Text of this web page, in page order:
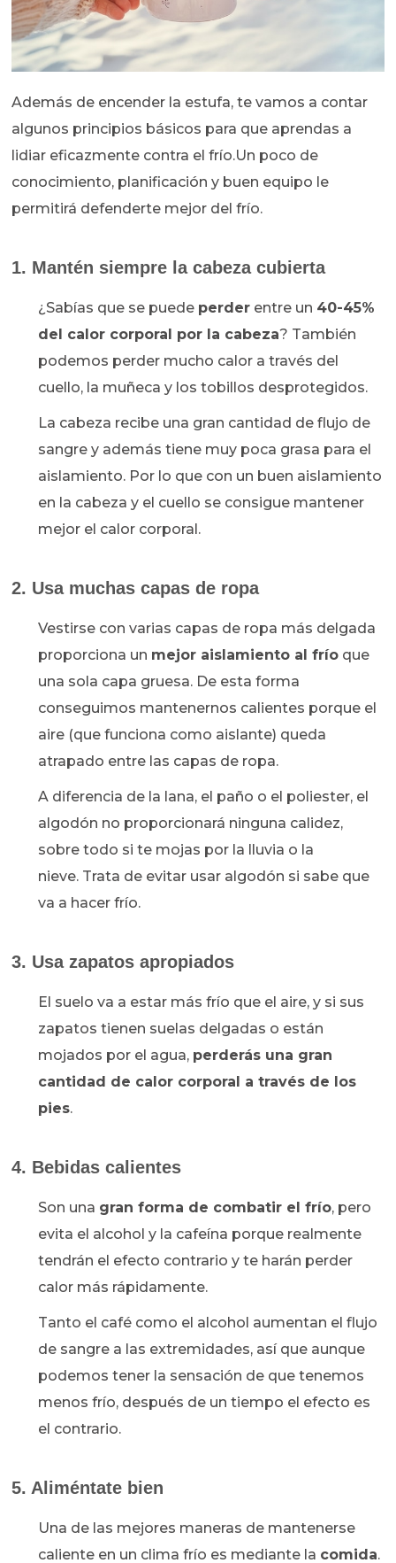
Además de encender la estufa, te vamos a contar
algunos principios básicos para que aprendas a
lidiar eficazmente contra el frío.Un poco de
conocimiento, planificación y buen equipo le
permitirá defenderte mejor del frío.
1. Mantén siempre la cabeza cubierta
¿Sabías que se puede perder entre un 40-45%
del calor corporal por la cabeza? También
podemos perder mucho calor a través del
cuello, la muñeca y los tobillos desprotegidos.
La cabeza recibe una gran cantidad de flujo de
sangre y además tiene muy poca grasa para el
aislamiento. Por lo que con un buen aislamiento
en la cabeza y el cuello se consigue mantener
mejor el calor corporal.
2. Usa muchas capas de ropa
Vestirse con varias capas de ropa más delgada
proporciona un mejor aislamiento al frío que
una sola capa gruesa. De esta forma
conseguimos mantenernos calientes porque el
aire (que funciona como aislante) queda
atrapado entre las capas de ropa.
A diferencia de la lana, el paño o el poliester, el
algodón no proporcionará ninguna calidez,
sobre todo si te mojas por la lluvia o la
nieve. Trata de evitar usar algodón si sabe que
va a hacer frío.
3. Usa zapatos apropiados
El suelo va a estar más frío que el aire, y si sus
zapatos tienen suelas delgadas o están
mojados por el agua, perderás una gran
cantidad de calor corporal a través de los
pies.
4. Bebidas calientes
Son una gran forma de combatir el frío, pero
evita el alcohol y la cafeína porque realmente
tendrán el efecto contrario y te harán perder
calor más rápidamente.
Tanto el café como el alcohol aumentan el flujo
de sangre a las extremidades, así que aunque
podemos tener la sensación de que tenemos
menos frío, después de un tiempo el efecto es
el contrario.
5. Aliméntate bien
Una de las mejores maneras de mantenerse
caliente en un clima frío es mediante la comida.